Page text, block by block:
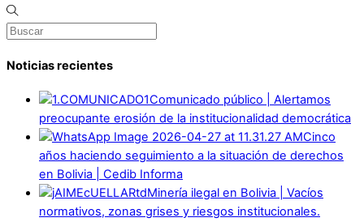
Noticias recientes
Comunicado público | Alertamos
preocupante erosión de la institucionalidad democrática
Cinco
años haciendo seguimiento a la situación de derechos
en Bolivia | Cedib Informa
Minería ilegal en Bolivia | Vacíos
normativos, zonas grises y riesgos institucionales.